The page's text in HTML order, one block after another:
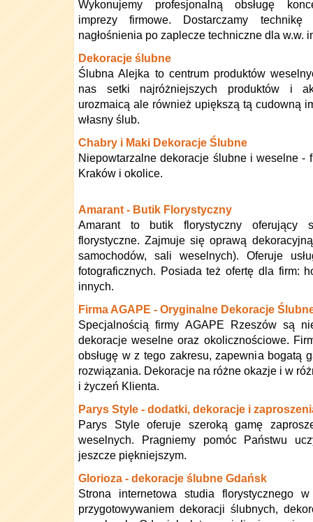
Wykonujemy profesjonalną obsługę
imprezy firmowe. Dostarczamy
nagłośnienia po zaplecze techniczne dla w.w.
Dekoracje ślubne
Ślubna Alejka to centrum produktów
nas setki najróżniejszych produktów i
urozmaicą ale również upiększą tą cudowną
własny ślub.
Chabry i Maki Dekoracje Ślubne
Niepowtarzalne dekoracje ślubne i weselne -
Kraków i okolice.
Amarant - Butik Florystyczny
Amarant to butik florystyczny oferujący
florystyczne. Zajmuje się oprawą
samochodów, sali weselnych). Oferuje
fotograficznych. Posiada też ofertę dla firm:
innych.
Firma AGAPE - Oryginalne Dekoracje
Specjalnością firmy AGAPE Rzeszów są
dekoracje weselne oraz okolicznościowe.
obsługę w z tego zakresu, zapewnia bogatą
rozwiązania. Dekoracje na różne okazje i w
i życzeń Klienta.
Parys Style - dodatki, dekoracje i
Parys Style oferuje szeroką gamę
weselnych. Pragniemy pomóc Państwu
jeszcze piękniejszym.
Glorioza - dekoracje ślubne Gdańsk
Strona internetowa studia florystycznego
przygotowywaniem dekoracji ślubnych,